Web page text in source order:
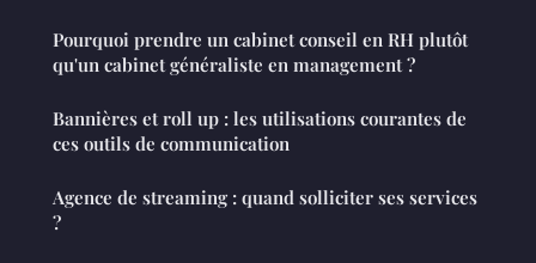
Pourquoi prendre un cabinet conseil en RH plutôt
qu'un cabinet généraliste en management ?
Bannières et roll up : les utilisations courantes de
ces outils de communication
Agence de streaming : quand solliciter ses services
?